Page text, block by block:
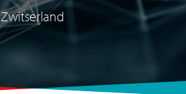
Zwitserland